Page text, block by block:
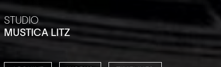
STUDIO
MUSTICA LITZ